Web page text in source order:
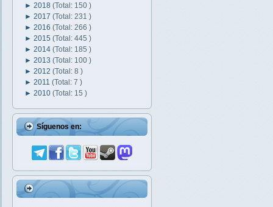
► 2018 (Total: 150 )
► 2017 (Total: 231 )
► 2016 (Total: 266 )
► 2015 (Total: 445 )
► 2014 (Total: 185 )
► 2013 (Total: 100 )
► 2012 (Total: 8 )
► 2011 (Total: 7 )
► 2010 (Total: 15 )
Síguenos en: